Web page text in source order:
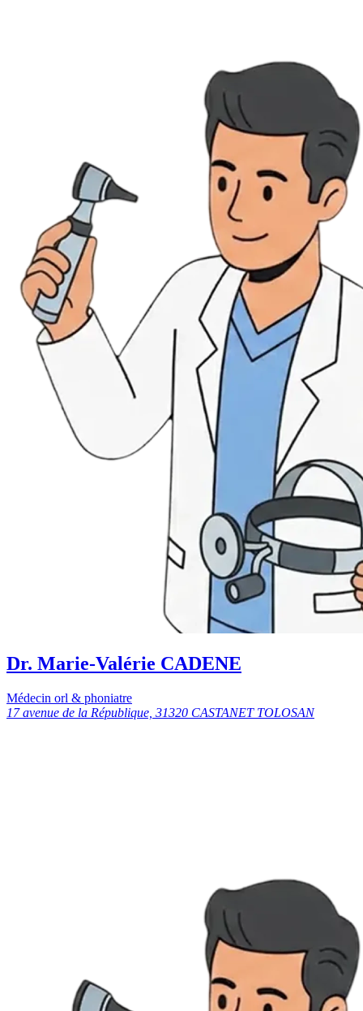
Dr. Marie-Valérie CADENE
Médecin orl & phoniatre
17 avenue de la République, 31320 CASTANET TOLOSAN